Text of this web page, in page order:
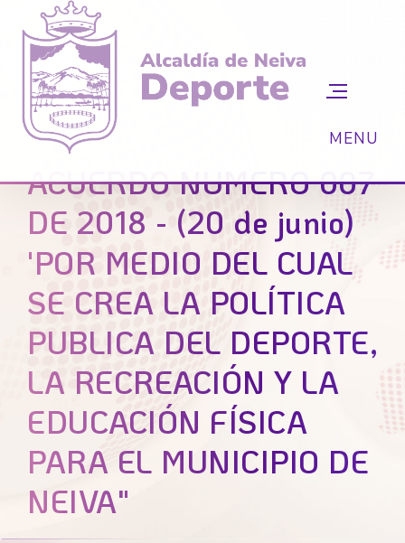
ACUERDO NUMERO 007
DE 2018 - (20 de junio)
'POR MEDIO DEL CUAL
SE CREA LA POLÍTICA
PUBLICA DEL DEPORTE,
LA RECREACIÓN Y LA
EDUCACIÓN FÍSICA
PARA EL MUNICIPIO DE
NEIVA"